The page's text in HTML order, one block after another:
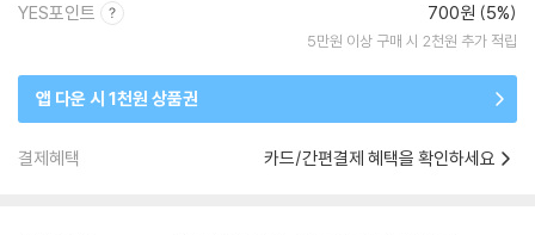
YES포인트 700원 (5%)
5만원 이상 구매 시 2천원 추가 적립
앱 다운 시 1천원 상품권
결제혜택 카드/간편결제 혜택을 확인하세요